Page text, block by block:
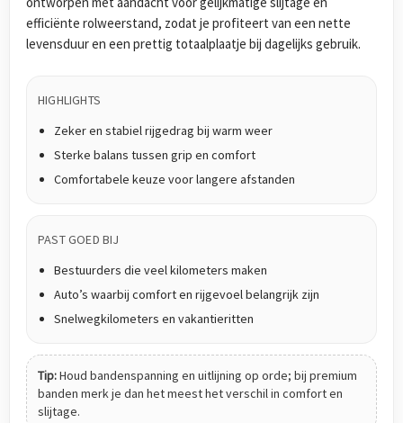
efficiënte rolweerstand, zodat je profiteert van een nette
levensduur en een prettig totaalplaatje bij dagelijks gebruik.
HIGHLIGHTS
Zeker en stabiel rijgedrag bij warm weer
Sterke balans tussen grip en comfort
Comfortabele keuze voor langere afstanden
PAST GOED BIJ
Bestuurders die veel kilometers maken
Auto’s waarbij comfort en rijgevoel belangrijk zijn
Snelwegkilometers en vakantieritten
Tip:Houd bandenspanning en uitlijning op orde; bij premium
banden merk je dan het meest het verschil in comfort en
slijtage.